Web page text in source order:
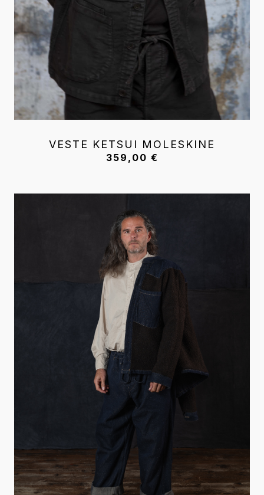
VESTE KETSUI MOLESKINE
359,00 €